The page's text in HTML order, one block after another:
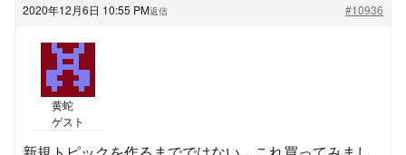
2020年12月6日 10:55 PM #10936
返信
黄蛇
ゲスト